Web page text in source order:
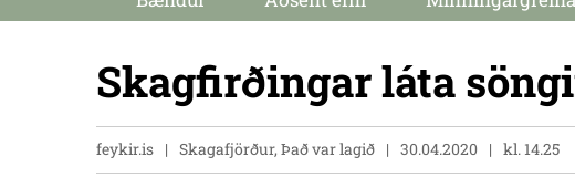
Skagfirðingar láta
feykir.is Skagafjörður, Það var lagið 30.04.2020 kl. 14.25